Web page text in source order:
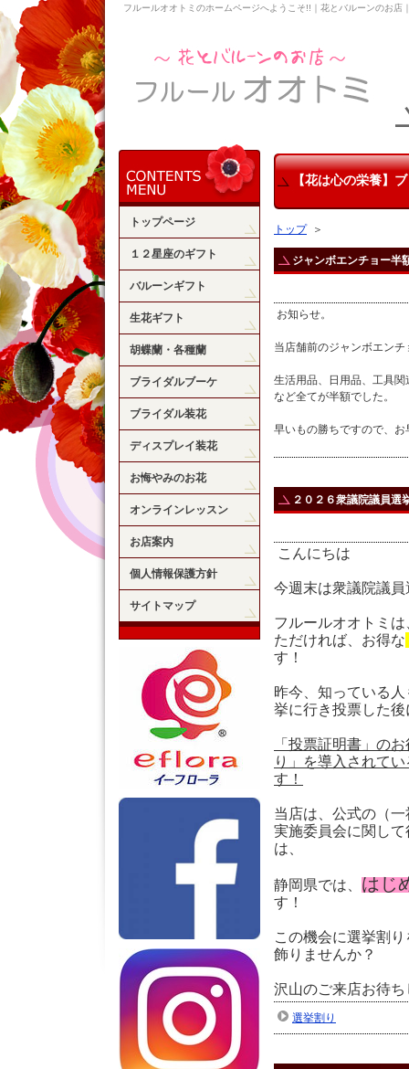
フルールオオトミのホームページへようこそ!!｜花とバルーンのお店
トップページ
１２星座のギフト
バルーンギフト
生花ギフト
胡蝶蘭・各種蘭
ブライダルブーケ
ブライダル装花
ディスプレイ装花
お悔やみのお花
オンラインレッスン
お店案内
個人情報保護方針
サイトマップ
【花は心の栄養】
トップ ＞
ジャンボエンチョー半
お知らせ。
当店舗前のジャンボエン
生活用品、日用品、工具
など全てが半額でした。
早いもの勝ちですので、お
２０２６衆議院議員選
こんにちは
今週末は衆議院議
フルールオオトミ
ただければ、お得な
す！
昨今、知っている
挙に行き投票した
「投票証明書」の
り」を導入されて
す！
当店は、公式の（
実施委員会に関し
は、
静岡県では、 はじ
す！
この機会に選挙割
飾りませんか？
沢山のご来店お待
選挙割り